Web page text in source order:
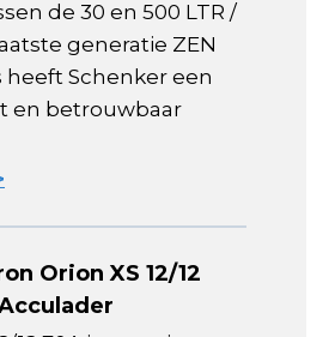
de 30 en 500 LTR /
generatie ZEN
Schenker een
en betrouwbaar
Orion XS 12/12